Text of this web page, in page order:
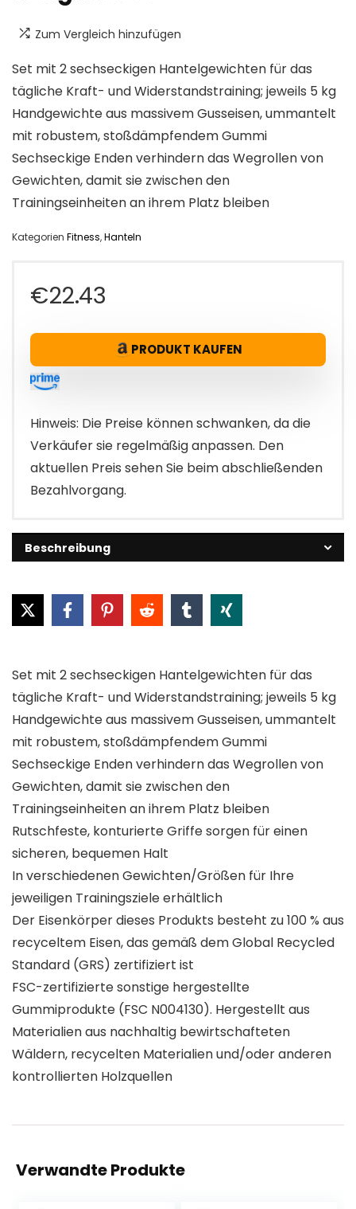
Zum Vergleich hinzufügen
Set mit 2 sechseckigen Hantelgewichten für das
tägliche Kraft- und Widerstandstraining; jeweils 5 kg
Handgewichte aus massivem Gusseisen, ummantelt
mit robustem, stoßdämpfendem Gummi
Sechseckige Enden verhindern das Wegrollen von
Gewichten, damit sie zwischen den
Trainingseinheiten an ihrem Platz bleiben
Kategorien Fitness,Hanteln
€22.43
PRODUKT KAUFEN
Hinweis: Die Preise können schwanken, da die
Verkäufer sie regelmäßig anpassen. Den
aktuellen Preis sehen Sie beim abschließenden
Bezahlvorgang.
Beschreibung
Set mit 2 sechseckigen Hantelgewichten für das
tägliche Kraft- und Widerstandstraining; jeweils 5 kg
Handgewichte aus massivem Gusseisen, ummantelt
mit robustem, stoßdämpfendem Gummi
Sechseckige Enden verhindern das Wegrollen von
Gewichten, damit sie zwischen den
Trainingseinheiten an ihrem Platz bleiben
Rutschfeste, konturierte Griffe sorgen für einen
sicheren, bequemen Halt
In verschiedenen Gewichten/Größen für Ihre
jeweiligen Trainingsziele erhältlich
Der Eisenkörper dieses Produkts besteht zu 100 % aus
recyceltem Eisen, das gemäß dem Global Recycled
Standard (GRS) zertifiziert ist
FSC-zertifizierte sonstige hergestellte
Gummiprodukte (FSC N004130). Hergestellt aus
Materialien aus nachhaltig bewirtschafteten
Wäldern, recycelten Materialien und/oder anderen
kontrollierten Holzquellen
Verwandte Produkte